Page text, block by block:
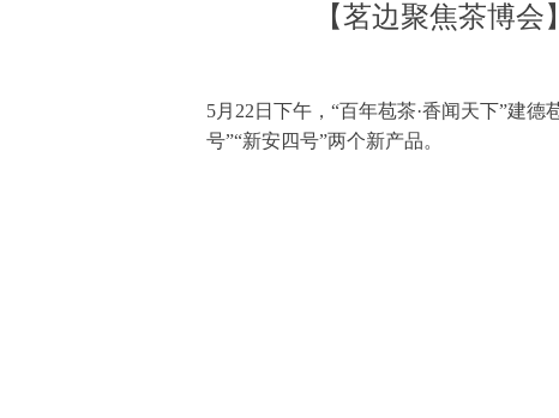
【茗边聚焦茶博
5月22日下午，“百年苞茶·香闻天下”建
号”“新安四号”两个新产品。